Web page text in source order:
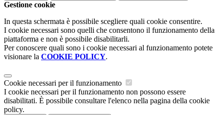
Gestione cookie
In questa schermata è possibile scegliere quali cookie consentire.
I cookie necessari sono quelli che consentono il funzionamento della
piattaforma e non è possibile disabilitarli.
Per conoscere quali sono i cookie necessari al funzionamento potete
visionare la COOKIE POLICY.
Cookie necessari per il funzionamento
I cookie necessari per il funzionamento non possono essere
disabilitati. È possibile consultare l'elenco nella pagina della cookie
policy.